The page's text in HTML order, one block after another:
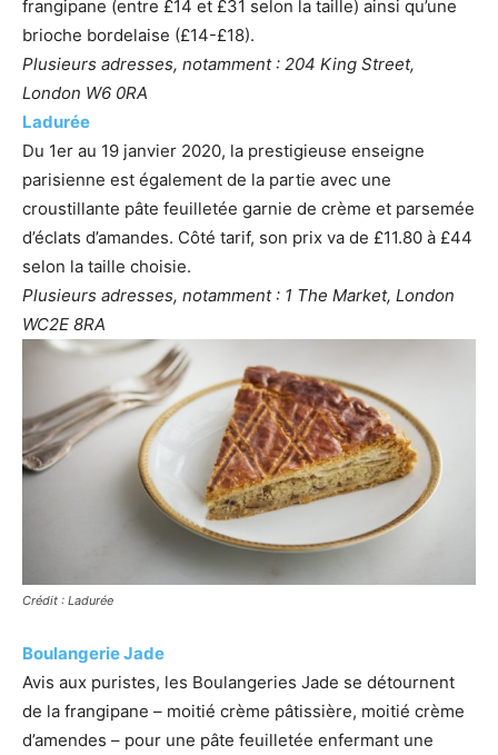
frangipane (entre £14 et £31 selon la taille) ainsi qu’une
brioche bordelaise (£14-£18).
Plusieurs adresses, notamment : 204 King Street,
London W6 0RA
Ladurée
Du 1er au 19 janvier 2020, la prestigieuse enseigne
parisienne est également de la partie avec une
croustillante pâte feuilletée garnie de crème et parsemée
d’éclats d’amandes. Côté tarif, son prix va de £11.80 à £44
selon la taille choisie.
Plusieurs adresses, notamment : 1 The Market, London
WC2E 8RA
Crédit : Ladurée
Boulangerie Jade
Avis aux puristes, les Boulangeries Jade se détournent
de la frangipane – moitié crème pâtissière, moitié crème
d’amendes – pour une pâte feuilletée enfermant une